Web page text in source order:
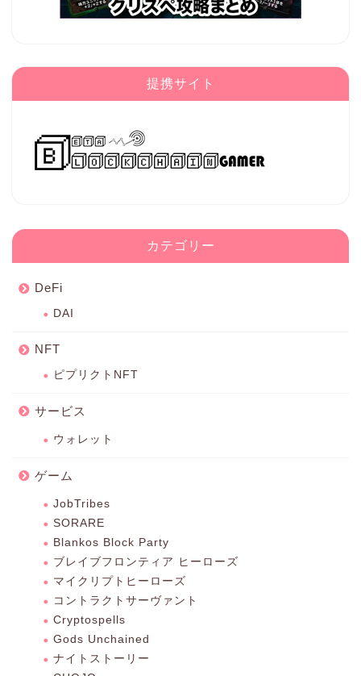
提携サイト
カテゴリー
DeFi
DAI
NFT
ピプリクトNFT
サービス
ウォレット
ゲーム
JobTribes
SORARE
Blankos Block Party
ブレイブフロンティア ヒーローズ
マイクリプトヒーローズ
コントラクトサーヴァント
Cryptospells
Gods Unchained
ナイトストーリー